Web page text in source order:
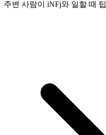
주변 사람이 iNFj와 일할 때 팁